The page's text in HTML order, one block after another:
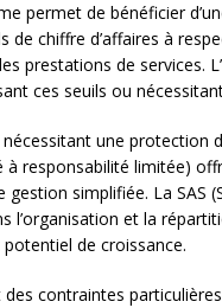
permet de bénéficier
de chiffre d’affaires à
prestations de services.
ces seuils ou
une protection
à responsabilité limitée)
simplifiée. La SAS
l’organisation et la
de croissance.
contraintes